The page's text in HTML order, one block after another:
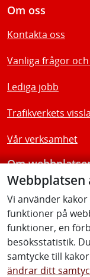
Vi använder
funktioner på
funktioner, en
besöksstatistik.
samtycke till
ändrar ditt
Om oss
Kontakta oss
Vanliga frågor
Lediga jobb
Trafikverkets
Vår verksamhet
Om
Följ oss